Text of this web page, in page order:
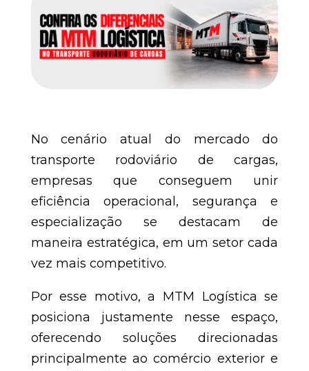
No cenário atual do mercado do
transporte rodoviário de cargas,
empresas que conseguem unir
eficiência operacional, segurança e
especialização se destacam de
maneira estratégica, em um setor cada
vez mais competitivo.
Por esse motivo, a MTM Logística se
posiciona justamente nesse espaço,
oferecendo soluções direcionadas
principalmente ao comércio exterior e